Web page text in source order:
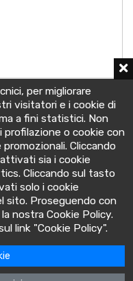
Grugliasco (TO) Italia
per migliorare
visitatori e i cookie di
a fini statistici. Non
o cookie con
Cliccando
sia i cookie
Cliccando sul tasto
solo i cookie
sito. Proseguendo con
nostra Cookie Policy.
link "Cookie Policy".